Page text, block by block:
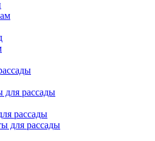
для рассады
рассады
для рассады